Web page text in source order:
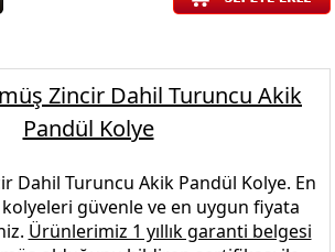
Zincir Dahil Turuncu Akik
Pandül Kolye
Dahil Turuncu Akik Pandül Kolye. En
kolyeleri güvenle ve en uygun fiyata
Ürünlerimiz 1 yıllık garanti belgesi